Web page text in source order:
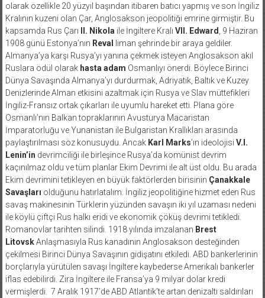
olarak özellikle 20 yüzyıl başından itibaren batıcı yapmış ve son İngiliz
Kralının kuzeni olan Çar, Anglosakson jeopolitiği emrine girmiştir. Bu
kapsamda Rus Çarı
II. Nikola ile İngiltere Kralı VII. Edward
, 9 Haziran
1908 günü Estonya’nın Reval
liman şehrinde bir araya geldiler.
Almanya’ya karşı Rusya’yı yanına çekmek isteyen Anglosakson akıl
Ruslara ödül olarak hasta adam Osmanlıyı önerdi. Böylece Birinci
Dünya Savaşında Almanya’yı durdurmak, Adriyatik, Baltık ve Kuzey
Denizlerinde Alman etkisini azaltmak için Rusya ve Slav müttefikleri
İngiliz-Fransız ortak çıkarları ile uyumlu hareket etti. Plana göre
Osmanlı’nın Balkan topraklarının Avusturya Macaristan
İmparatorluğu ve Yunanistan ile Bulgaristan Krallıkları arasında
paylaştırılması söz konusuydu. Ancak Karl Marks’ın ideolojisi V.I.
Lenin’in devrimciliği ile birleşince Rusya’da komünist devrim
kaçınılmaz oldu ve tüm planlar Ekim Devrimi ile alt üst oldu. Bu arada
Ekim devrimini tetikleyen en büyük faktörlerden birisinin Çanakkale
Savaşları olduğunu hatırlatalım. İngiliz jeopolitiğine hizmet eden Rus
savaş makinesinin Türklerin yüzünden savaşın iki yıl uzaması nedeni
ile köylü çiftçi Rus halkı eridi ve ekonomik çöküş devrimi tetikledi.
Romanovlar tarihten silindi. 1918 yılında imzalanan Brest
LitovskAnlaşmasıyla Rus kanadının Anglosakson desteğinden
çekilmesi Birinci Dünya Savaşının gidişatını etkiledi. ABD bankerlerinin
borçlarıyla yürütülen savaşı İngiltere kaybederse Amerikalı bankerler
iflas edebilirdi. Zira İngiltere ile Fransa’ya 9 milyar dolar kredi
vermişlerdi. 7 Aralık 1917’de ABD Atlantik’te artan denizaltı saldırıları